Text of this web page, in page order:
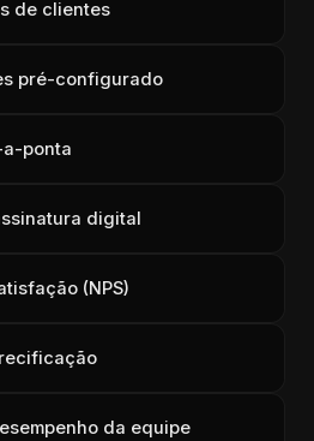
de clientes
pré-configurado
ponta
digital
(NPS)
da equipe